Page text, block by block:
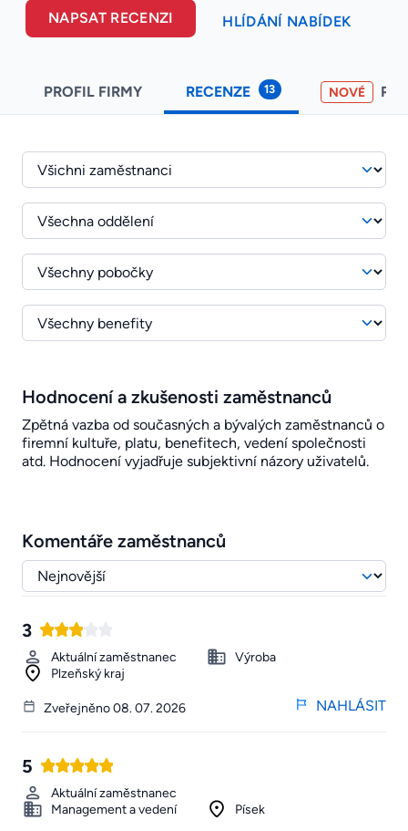
NAPSAT RECENZI HLÍDÁNÍ NABÍDEK
PROFIL FIRMY RECENZE 13 NOVÉ
Hodnocení a zkušenosti zaměstnanců
Zpětná vazba od současných a bývalých zaměstnanců o
firemní kultuře, platu, benefitech, vedení společnosti
atd. Hodnocení vyjadřuje subjektivní názory uživatelů.
Komentáře zaměstnanců
3
Aktuální zaměstnanec
Výroba
Plzeňský kraj
Zveřejněno 08. 07. 2026 NAHLÁSIT
5
Aktuální zaměstnanec
Management a vedení
Písek